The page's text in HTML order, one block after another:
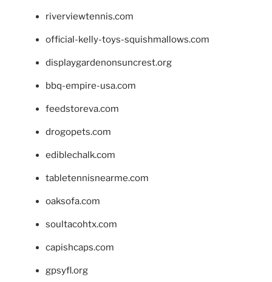
riverviewtennis.com
official-kelly-toys-squishmallows.com
displaygardenonsuncrest.org
bbq-empire-usa.com
feedstoreva.com
drogopets.com
ediblechalk.com
tabletennisnearme.com
oaksofa.com
soultacohtx.com
capishcaps.com
gpsyfl.org